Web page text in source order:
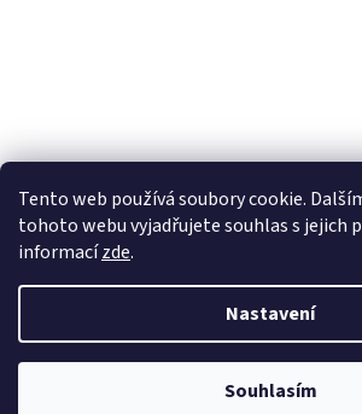
Tento web používá soubory cookie.
tohoto webu vyjadřujete souhlas s jejich
informacízde.
Nastavení
Souhlasím
Copyright 2026GoFresh | Zdravé a
Všechna práva vyhrazena.Upravit